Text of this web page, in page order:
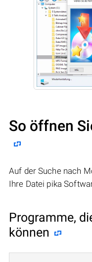
So öffnen
Auf der Suche nach
Ihre Datei pika
Programme,
können